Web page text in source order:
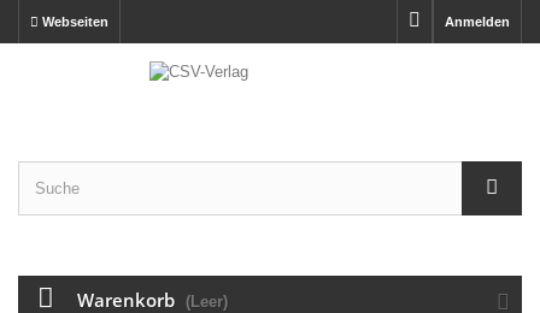
Anmelden
Webseiten
Warenkorb (Leer)